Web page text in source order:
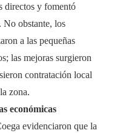
directos y fomentó
obstante, los
a las pequeñas
las mejoras surgieron
contratación local
zona.
económicas
evidenciaron que la